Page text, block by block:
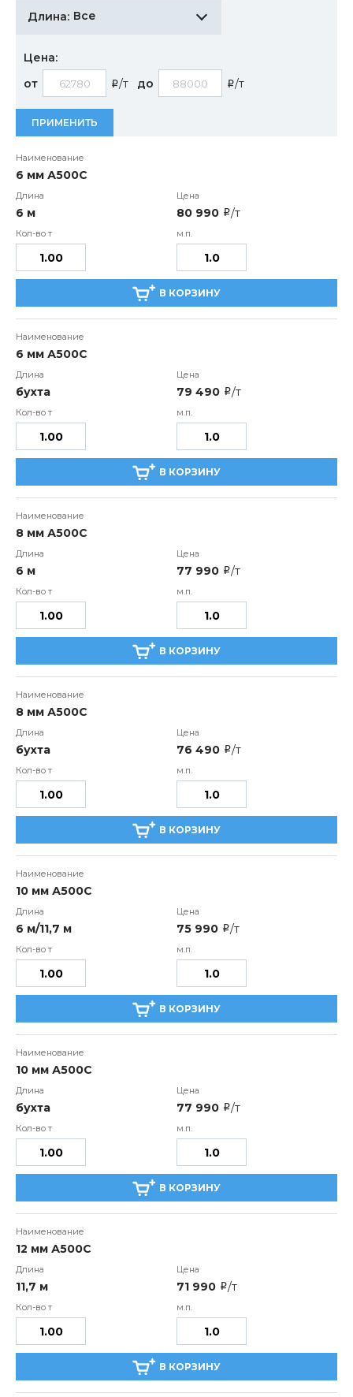
Длина: Все
Цена:
от
i/т до i/т
ПРИМЕНИТЬ
6 мм А500С
6 м 80 990 i/т
В КОРЗИНУ
6 мм А500С
бухта 79 490 i/т
В КОРЗИНУ
8 мм А500С
6 м 77 990 i/т
В КОРЗИНУ
8 мм А500С
бухта 76 490 i/т
В КОРЗИНУ
10 мм А500С
6 м/11,7 м 75 990 i/т
В КОРЗИНУ
10 мм А500С
бухта 77 990 i/т
В КОРЗИНУ
12 мм А500С
11,7 м 71 990 i/т
В КОРЗИНУ